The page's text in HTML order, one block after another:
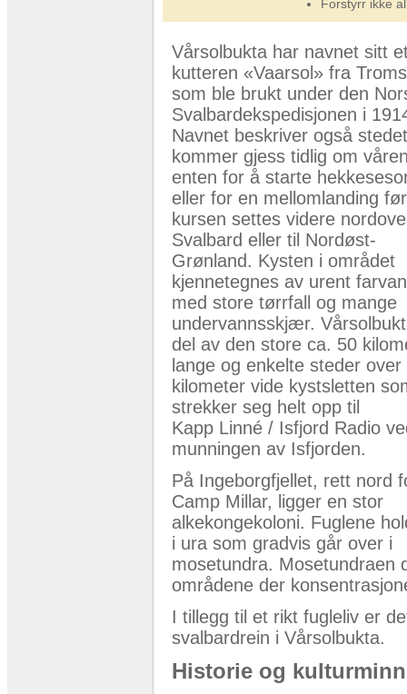
Forstyrr ikke
Vårsolbukta har navnet sitt
kutteren «Vaarsol» fra
som ble brukt under den
Svalbardekspedisjonen i
Navnet beskriver også
kommer gjess tidlig om
enten for å starte
eller for en mellomlanding før
kursen settes videre
Svalbard eller til Nordøst-
Grønland. Kysten i området
kjennetegnes av urent
med store tørrfall og mange
undervannsskjær.
del av den store ca. 50
lange og enkelte steder over
kilometer vide kystsletten
strekker seg helt opp til
Kapp Linné / Isfjord Radio
munningen av Isfjorden.
På Ingeborgfjellet, rett nord
Camp Millar, ligger en stor
alkekongekoloni. Fuglene
i ura som gradvis går over i
mosetundra. Mosetundraen
områdene der
I tillegg til et rikt fugleliv er
svalbardrein i Vårsolbukta.
Historie og